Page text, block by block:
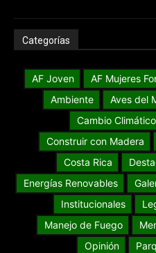
Categorías
AF Joven AF Mujeres
Ambiente
Aves del
Cambio Climático
Construir con Madera
Costa Rica
Energías Renovables
Institucionales
Manejo de Fuego
Opinión